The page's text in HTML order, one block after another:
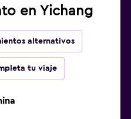
en Yichang
alternativos
tu viaje